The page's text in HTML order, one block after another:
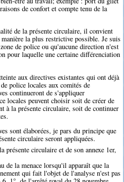
de confort et compte tenu de la
de la présente circulaire, il convient
la plus restrictive possible. Je suis
de police ou qu'aucune direction n'est
pour laquelle une certaine différenciation
aux directives existantes qui ont déjà
police locales aux comités de
continueront de s'appliquer
locales peuvent choisir soit de créer de
à la présente circulaire, soit de continuer
sont élaborées, je pars du principe que
circulaire seront appliquées.
circulaire et de son annexe 1er,
de la menace lorsqu'il apparaît que la
qui fait l'objet de l'analyse n'est pas